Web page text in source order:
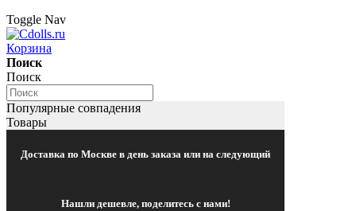
Toggle Nav
Корзина
Поиск
Поиск
Популярные совпадения
Товары
Доставка по Москве в день заказа или на следующий
Нашли дешевле, поделитесь с нами!